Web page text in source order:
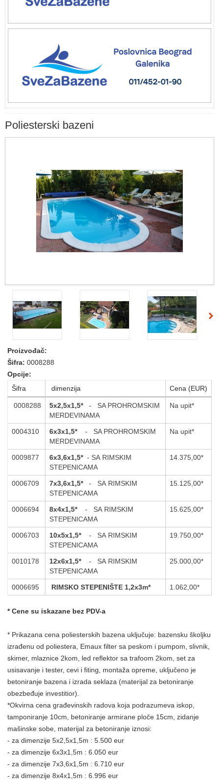
Poliesterski bazeni
Proizvođač:
Šifra: 0008288
Opcije:
Šifra
dimenzija Cena (EUR)
0008288 5x2,5x1,5*- SA PROHROMSKIM
MERDEVINAMA
Na upit*
0004310 6x3x1,5*- SA PROHROMSKIM
MERDEVINAMA
Na upit*
0009877 6x3,6x1,5* - SA RIMSKIM
STEPENICAMA
14.375,00*
0006709 7x3,6x1,5*
- SA RIMSKIM
STEPENICAMA
15.125,00*
0006694 8x4x1,5*
- SA RIMSKIM
STEPENICAMA
15.625,00*
0006703 10x5x1,5*
- SA RIMSKIM
STEPENICAMA
19.750,00*
0010178 12x6x1,5*- SA RIMSKIM
STEPENICAMA
25.000,00*
0006695 RIMSKO STEPENIŠTE 1,2x3m* 1.062,00*
* Cene su iskazane bez PDV-a
* Prikazana cena poliesterskih bazena uključuje: bazensku školjku
izrađenu od poliestera, Emaux filter sa peskom i pumpom, slivnik,
skimer, mlaznice 2kom, led reflektor sa trafoom 2kom, set za
usisavanje i tester, cevi i fiting, montaža opreme, uključeno je
betoniranje bazena i izrada seklaza (materijal za betoniranje
obezbeđuje investitior).
*Okvirna cena građevinskih radova koja podrazumeva iskop,
tamponiranje 10cm, betoniranje armirane ploče 15cm, zidanje
mašinske sobe, materijal za betoniranje iznosi:
- za dimenzije 5x2,5x1,5m : 5.500 eur
- za dimenzije 6x3x1,5m : 6.050 eur
- za dimenzije 7x3,6x1,5m : 6.710 eur
- za dimenzije 8x4x1,5m : 6.996 eur